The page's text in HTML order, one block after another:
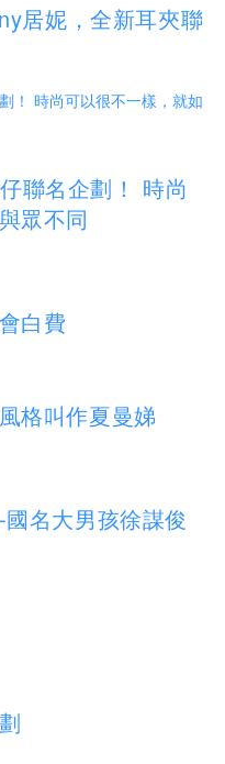
居妮，全新耳夾聯
聯名企劃！ 時尚
眾不同
白費
格叫作夏曼娣
名大男孩徐謀俊